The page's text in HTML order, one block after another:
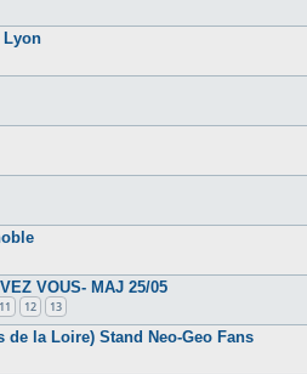
Lyon
VOUS- MAJ 25/05
11 12 13
de la Loire) Stand Neo-Geo Fans